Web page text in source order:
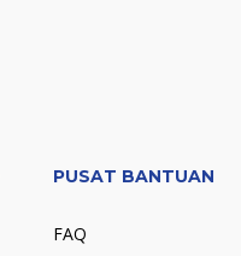
PUSAT BANTUAN
FAQ